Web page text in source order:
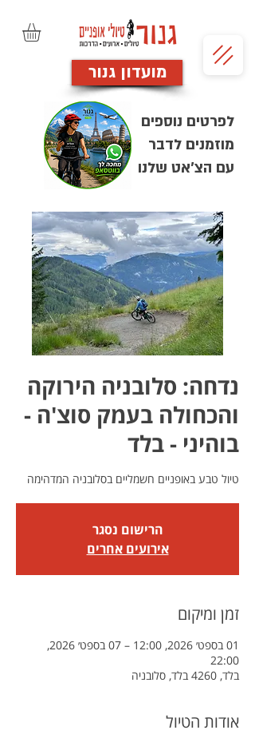
מועדון גנור
לפרטים נוספים
מוזמנים לדבר
עם הצ'אט שלנו
נדחה: סלובניה הירוקה
והכחולה בעמק סוצ'ה -
בוהיני - בלד
טיול טבע באופניים חשמליים בסלובניה המדהימה
הרישום נסגר
אירועים אחרים
זמן ומיקום
01 בספט׳ 2026, 12:00 – 07 בספט׳ 2026,
22:00
בלד, 4260 בלד, סלובניה
אודות הטיול